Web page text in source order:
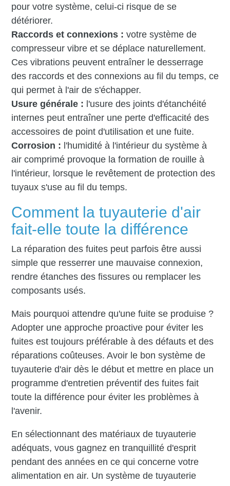
pour votre système, celui-ci risque de se
détériorer.
Raccords et connexions : votre système de
compresseur vibre et se déplace naturellement.
Ces vibrations peuvent entraîner le desserrage
des raccords et des connexions au fil du temps, ce
qui permet à l'air de s'échapper.
Usure générale : l'usure des joints d'étanchéité
internes peut entraîner une perte d'efficacité des
accessoires de point d'utilisation et une fuite.
Corrosion : l'humidité à l'intérieur du système à
air comprimé provoque la formation de rouille à
l'intérieur, lorsque le revêtement de protection des
tuyaux s'use au fil du temps.
Comment la tuyauterie d'air
fait-elle toute la différence
La réparation des fuites peut parfois être aussi
simple que resserrer une mauvaise connexion,
rendre étanches des fissures ou remplacer les
composants usés.
Mais pourquoi attendre qu'une fuite se produise ?
Adopter une approche proactive pour éviter les
fuites est toujours préférable à des défauts et des
réparations coûteuses. Avoir le bon système de
tuyauterie d'air dès le début et mettre en place un
programme d'entretien préventif des fuites fait
toute la différence pour éviter les problèmes à
l'avenir.
En sélectionnant des matériaux de tuyauterie
adéquats, vous gagnez en tranquillité d'esprit
pendant des années en ce qui concerne votre
alimentation en air. Un système de tuyauterie